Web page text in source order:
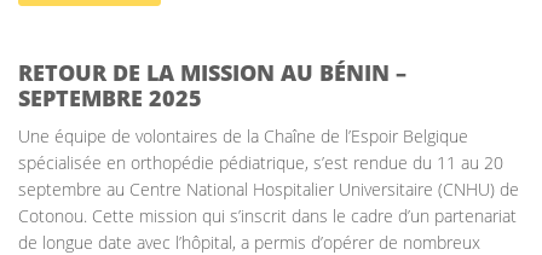
RETOUR DE LA MISSION AU BÉNIN –
SEPTEMBRE 2025
Une équipe de volontaires de la Chaîne de l’Espoir Belgique
spécialisée en orthopédie pédiatrique, s’est rendue du 11 au 20
septembre au Centre National Hospitalier Universitaire (CNHU) de
Cotonou. Cette mission qui s’inscrit dans le cadre d’un partenariat
de longue date avec l’hôpital, a permis d’opérer de nombreux